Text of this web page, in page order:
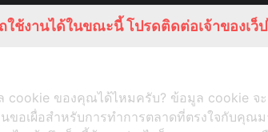
ใช้งานได้ในขณะนี้ โปรดติดต่อเจ้าของเว็
cookie ของคุณได้ไหมครับ? ข้อมูล cookie
อเผื่อสำหรับการทำการตลาดที่ตรงใจกับคุ